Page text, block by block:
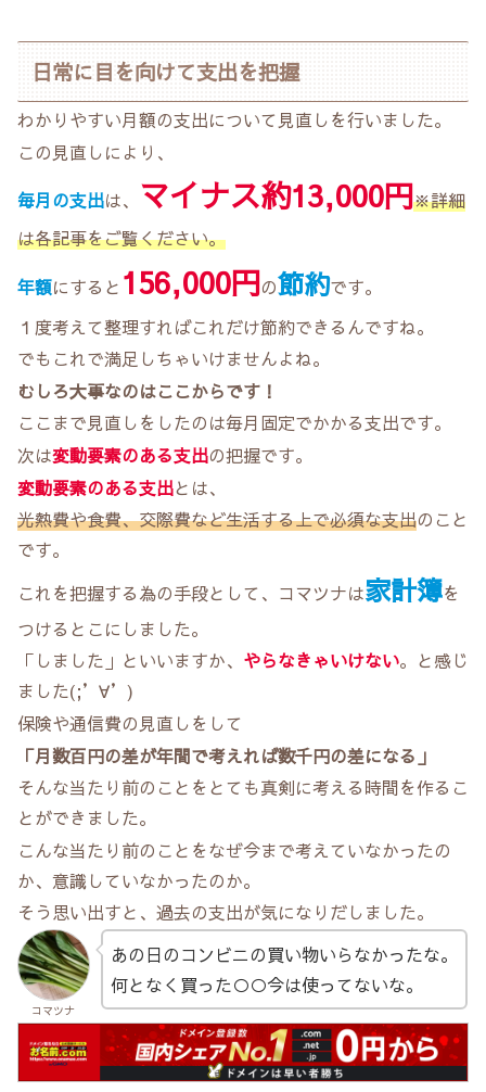
日常に目を向けて支出を把握
わかりやすい月額の支出について見直しを行いました。
この見直しにより、
毎月の支出は、 マイナス約13,000円※詳細
は各記事をご覧ください。
年額にすると 156,000円の節約です。
１度考えて整理すればこれだけ節約できるんですね。
でもこれで満足しちゃいけませんよね。
むしろ大事なのはここからです！
ここまで見直しをしたのは毎月固定でかかる支出です。
次は変動要素のある支出の把握です。
変動要素のある支出とは、
光熱費や食費、交際費など生活する上で必須な支出のこと
です。
これを把握する為の手段として、コマツナは家計簿を
つけるとこにしました。
「しました」といいますか、 やらなきゃいけない。と感じ
ました(;’∀’)
保険や通信費の見直しをして
「月数百円の差が年間で考えれば数千円の差になる」
そんな当たり前のことをとても真剣に考える時間を作るこ
とができました。
こんな当たり前のことをなぜ今まで考えていなかったの
か、意識していなかったのか。
そう思い出すと、過去の支出が気になりだしました。
コマツナ
あの日のコンビニの買い物いらなかったな。
何となく買った○○今は使ってないな。